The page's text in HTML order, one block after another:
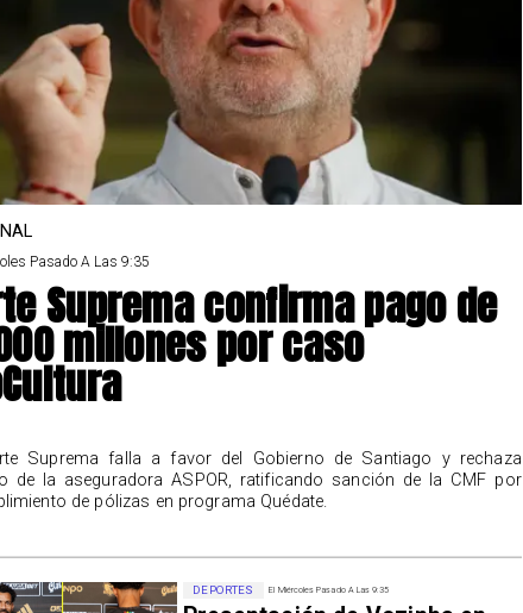
El Miércoles Pasado A Las 9:35
DEPORTES
Pasado A Las 9:35
Suprema confirma pago de
millones por caso
Suprema falla a favor del Gobierno de Santiago y rechaza
de la aseguradora ASPOR, ratificando sanción de la CMF por
de pólizas en programa Quédate.